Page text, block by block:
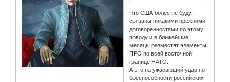
Что США более не будут
связаны никакими прежними
договоренностями по этому
поводу и в ближайшие
месяцы разместят элементы
ПРО по всей восточной
границе НАТО.
А это на ужасающий удар по
боеспособности российских